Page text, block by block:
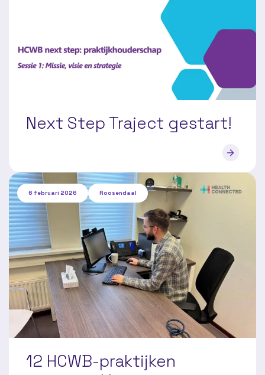
Next Step Traject gestart!
6 februari 2026 Roosendaal
12 HCWB-praktijken